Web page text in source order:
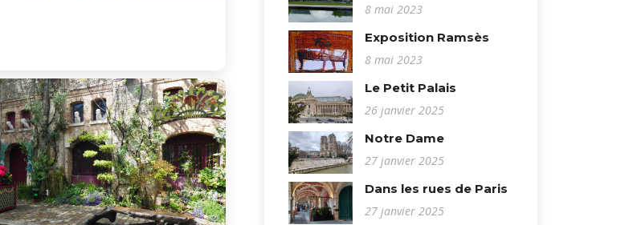
8 mai 2023
Exposition Ramsès
8 mai 2023
Le Petit Palais
26 janvier 2025
Notre Dame
27 janvier 2025
Dans les rues de Paris
27 janvier 2025